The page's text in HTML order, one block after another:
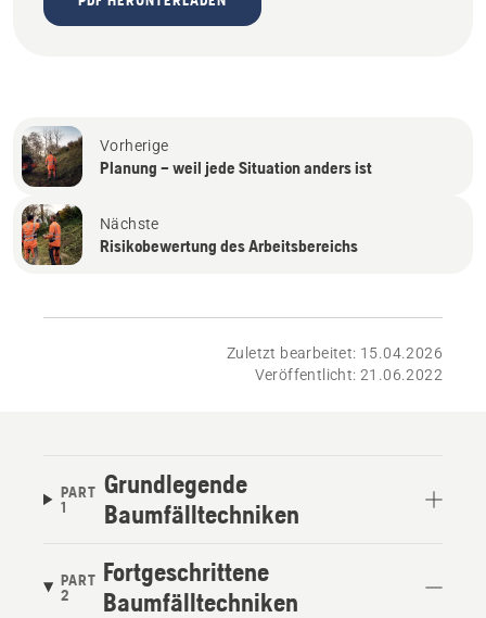
Vorherige
Planung – weil jede Situation anders ist
Nächste
Risikobewertung des Arbeitsbereichs
Zuletzt bearbeitet: 15.04.2026
Veröffentlicht: 21.06.2022
PART
1
Grundlegende
Baumfälltechniken
PART
2
Fortgeschrittene
Baumfälltechniken